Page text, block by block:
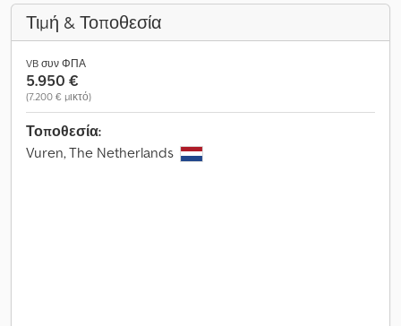
Τιμή & Τοποθεσία
VB συν ΦΠΑ
5.950 €
(7.200 € μικτό)
Τοποθεσία:
Vuren, The Netherlands